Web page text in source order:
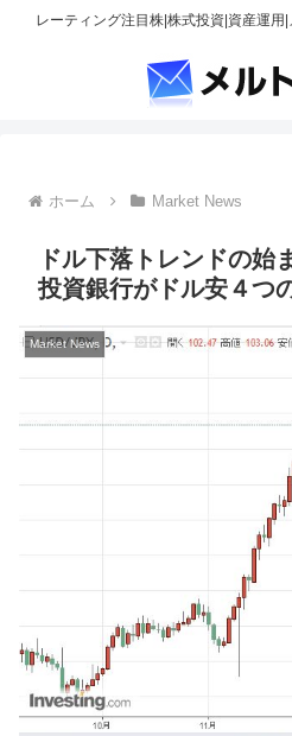
レーティング注目株|株式投資|資産運
ホーム Market News
ドル下落トレンドの始
投資銀行がドル安４つ
Market News